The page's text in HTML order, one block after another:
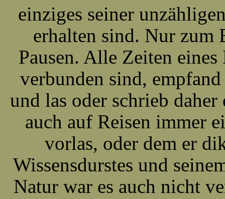
einziges seiner
erhalten sind. Nur zum
Pausen. Alle Zeiten
verbunden sind,
und las oder schrieb daher
auch auf Reisen immer
vorlas, oder dem er
Wissensdurstes und
Natur war es auch nicht